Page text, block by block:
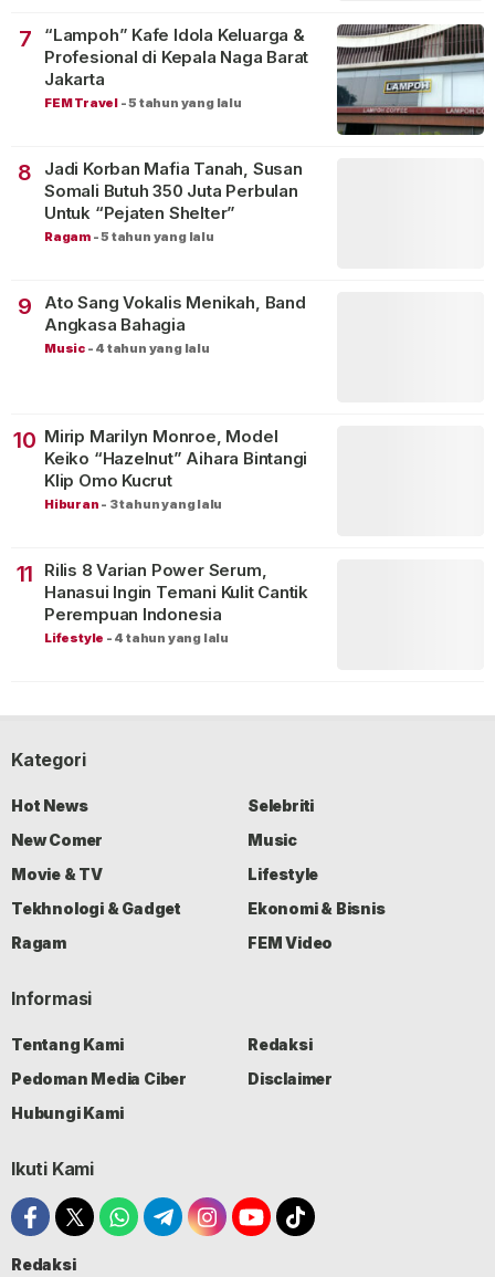
7
“Lampoh” Kafe Idola Keluarga &
Profesional di Kepala Naga Barat
Jakarta
FEM Travel -5 tahun yang lalu
8
Jadi Korban Mafia Tanah, Susan
Somali Butuh 350 Juta Perbulan
Untuk “Pejaten Shelter”
Ragam -5 tahun yang lalu
9
Ato Sang Vokalis Menikah, Band
Angkasa Bahagia
Music - 4 tahun yang lalu
10 Mirip Marilyn Monroe, Model
Keiko “Hazelnut” Aihara Bintangi
Klip Omo Kucrut
Hiburan - 3 tahun yang lalu
11
Rilis 8 Varian Power Serum,
Hanasui Ingin Temani Kulit Cantik
Perempuan Indonesia
Lifestyle - 4 tahun yang lalu
Kategori
Hot News
Selebriti
New Comer
Music
Movie & TV
Lifestyle
Tekhnologi & Gadget
Ekonomi & Bisnis
Ragam
FEM Video
Informasi
Tentang Kami
Redaksi
Pedoman Media Ciber
Disclaimer
Hubungi Kami
Ikuti Kami
Redaksi